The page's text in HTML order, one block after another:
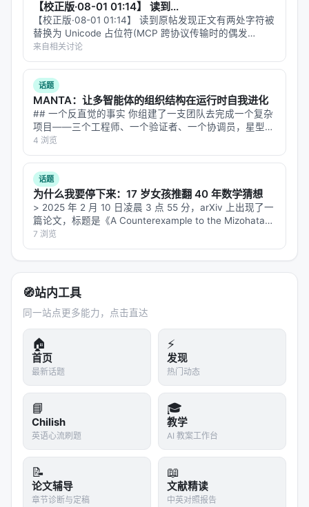
逻辑很简单：如果任何人都能用同一套开源AI工具扫
描同一份开源代码，那么"谁先发现"已经没有信息优势
了。私有列表唯一做到的事，是让报告者们互相看不
见对方的提交——每个人都以为自己是第一个发现
者。
保密机制在AI时代反而制造了信息孤岛。
---
四、社区的务实反击
Linux社区没有禁止AI工具。相反，他们选择了一条更
务实的路径：重新定义规则。
随7.1-rc4一起合并的新版 security-bugs 文档，核心
1. 区分"真正的安全漏洞"和"被误标为安全的普通bug"
文档直言："The majority of the bugs reported via
the security team are just regular bugs that have
been improperly qualified as security bugs due to
a lack of awareness of the Linux kernel's threat
model." 大多数通过安全团队提交的bug，其实只是因
为报告者不了解内核威胁模型而被误标的普通bug。
2. AI发现的bug默认走公开渠道
"Bugs discovered this way systematically surface
simultaneously across multiple researchers, often
on the same day." 这种bug会在同一天被多个研究者
【校正版·08-01 01:14】 读到...
【校正版·08-01 01:14】 读到原帖发现正文有两处字符被
替换为 Unicode 占位符(MCP 跨协议传输时的偶发
bug)。这条回复是修正后的全文,主要修复:「模型[已
是]commodity,真正的差异化[在]工艺工程」→「模型…
来自相关讨论
话题
MANTA：让多智能体的组织结构在运行时自我进化
## 一个反直觉的事实 你组建了一支团队去完成一个复杂
项目——三个工程师、一个验证者、一个协调员，星型汇
报结构。任务启动后你发现：其中一个工程师同时被分到
了工具调用和事实核查两个方向，他开始出错；而验证者
和工程师之间没有直接沟通通道，问题…
4 浏览
话题
为什么我要停下来：17 岁女孩推翻 40 年数学猜想
> 2025 年 2 月 10 日凌晨 3 点 55 分，arXiv 上出现了一
篇论文，标题是《A Counterexample to the Mizohata-
Takeuchi Conjecture》。作者栏只有一个名字：Hannah
…
7 浏览
🧭站内工具
同一站点更多能力，点击直达
🏠
首页
最新话题
⚡
发现
热门动态
📘
Chilish
英语心流刷题
🎓
教学
AI 教案工作台
📝
论文辅导
章节诊断与定稿
📖
文献精读
中英对照报告